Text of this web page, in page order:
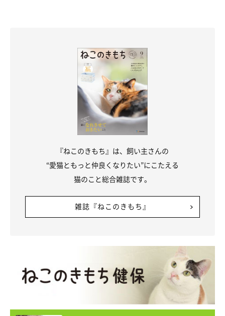
『ねこのきもち』は、飼い主さんの
“愛猫ともっと仲良くなりたい”にこたえる
猫のこと総合雑誌です。
雑誌『ねこのきもち』